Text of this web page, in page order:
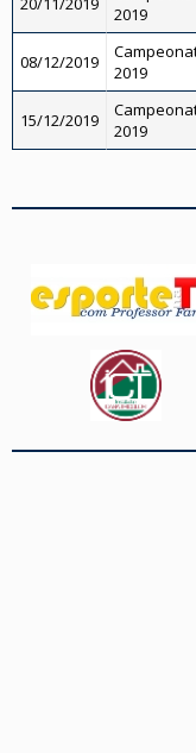
2019
08/12/2019
2019
15/12/2019
2019